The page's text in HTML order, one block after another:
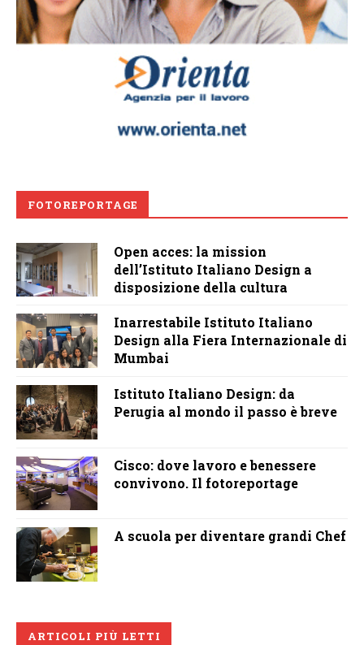
FOTOREPORTAGE
Open acces: la mission
dell’Istituto Italiano Design a
disposizione della cultura
Inarrestabile Istituto Italiano
Design alla Fiera Internazionale di
Mumbai
Istituto Italiano Design: da
Perugia al mondo il passo è breve
Cisco: dove lavoro e benessere
convivono. Il fotoreportage
A scuola per diventare grandi Chef
ARTICOLI PIÙ LETTI